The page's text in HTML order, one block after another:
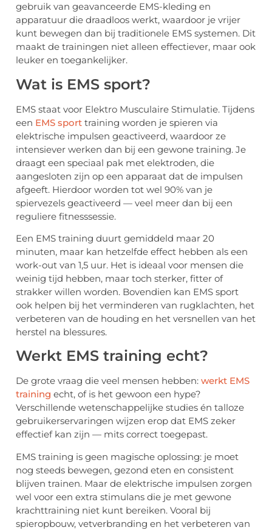
gebruik van geavanceerde EMS-kleding en
apparatuur die draadloos werkt, waardoor je vrijer
kunt bewegen dan bij traditionele EMS systemen. Dit
maakt de trainingen niet alleen effectiever, maar ook
leuker en toegankelijker.
Wat is EMS sport?
EMS staat voor Elektro Musculaire Stimulatie. Tijdens
een EMS sport training worden je spieren via
elektrische impulsen geactiveerd, waardoor ze
intensiever werken dan bij een gewone training. Je
draagt een speciaal pak met elektroden, die
aangesloten zijn op een apparaat dat de impulsen
afgeeft. Hierdoor worden tot wel 90% van je
spiervezels geactiveerd — veel meer dan bij een
reguliere fitnesssessie.
Een EMS training duurt gemiddeld maar 20
minuten, maar kan hetzelfde effect hebben als een
work-out van 1,5 uur. Het is ideaal voor mensen die
weinig tijd hebben, maar toch sterker, fitter of
strakker willen worden. Bovendien kan EMS sport
ook helpen bij het verminderen van rugklachten, het
verbeteren van de houding en het versnellen van het
herstel na blessures.
Werkt EMS training echt?
De grote vraag die veel mensen hebben: werkt EMS
training echt, of is het gewoon een hype?
Verschillende wetenschappelijke studies én talloze
gebruikerservaringen wijzen erop dat EMS zeker
effectief kan zijn — mits correct toegepast.
EMS training is geen magische oplossing: je moet
nog steeds bewegen, gezond eten en consistent
blijven trainen. Maar de elektrische impulsen zorgen
wel voor een extra stimulans die je met gewone
krachttraining niet kunt bereiken. Vooral bij
spieropbouw, vetverbranding en het verbeteren van